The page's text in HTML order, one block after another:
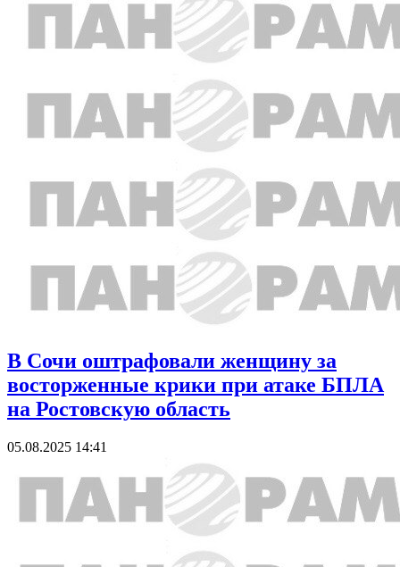
В Сочи оштрафовали женщину за
восторженные крики при атаке БПЛА
на Ростовскую область
05.08.2025 14:41